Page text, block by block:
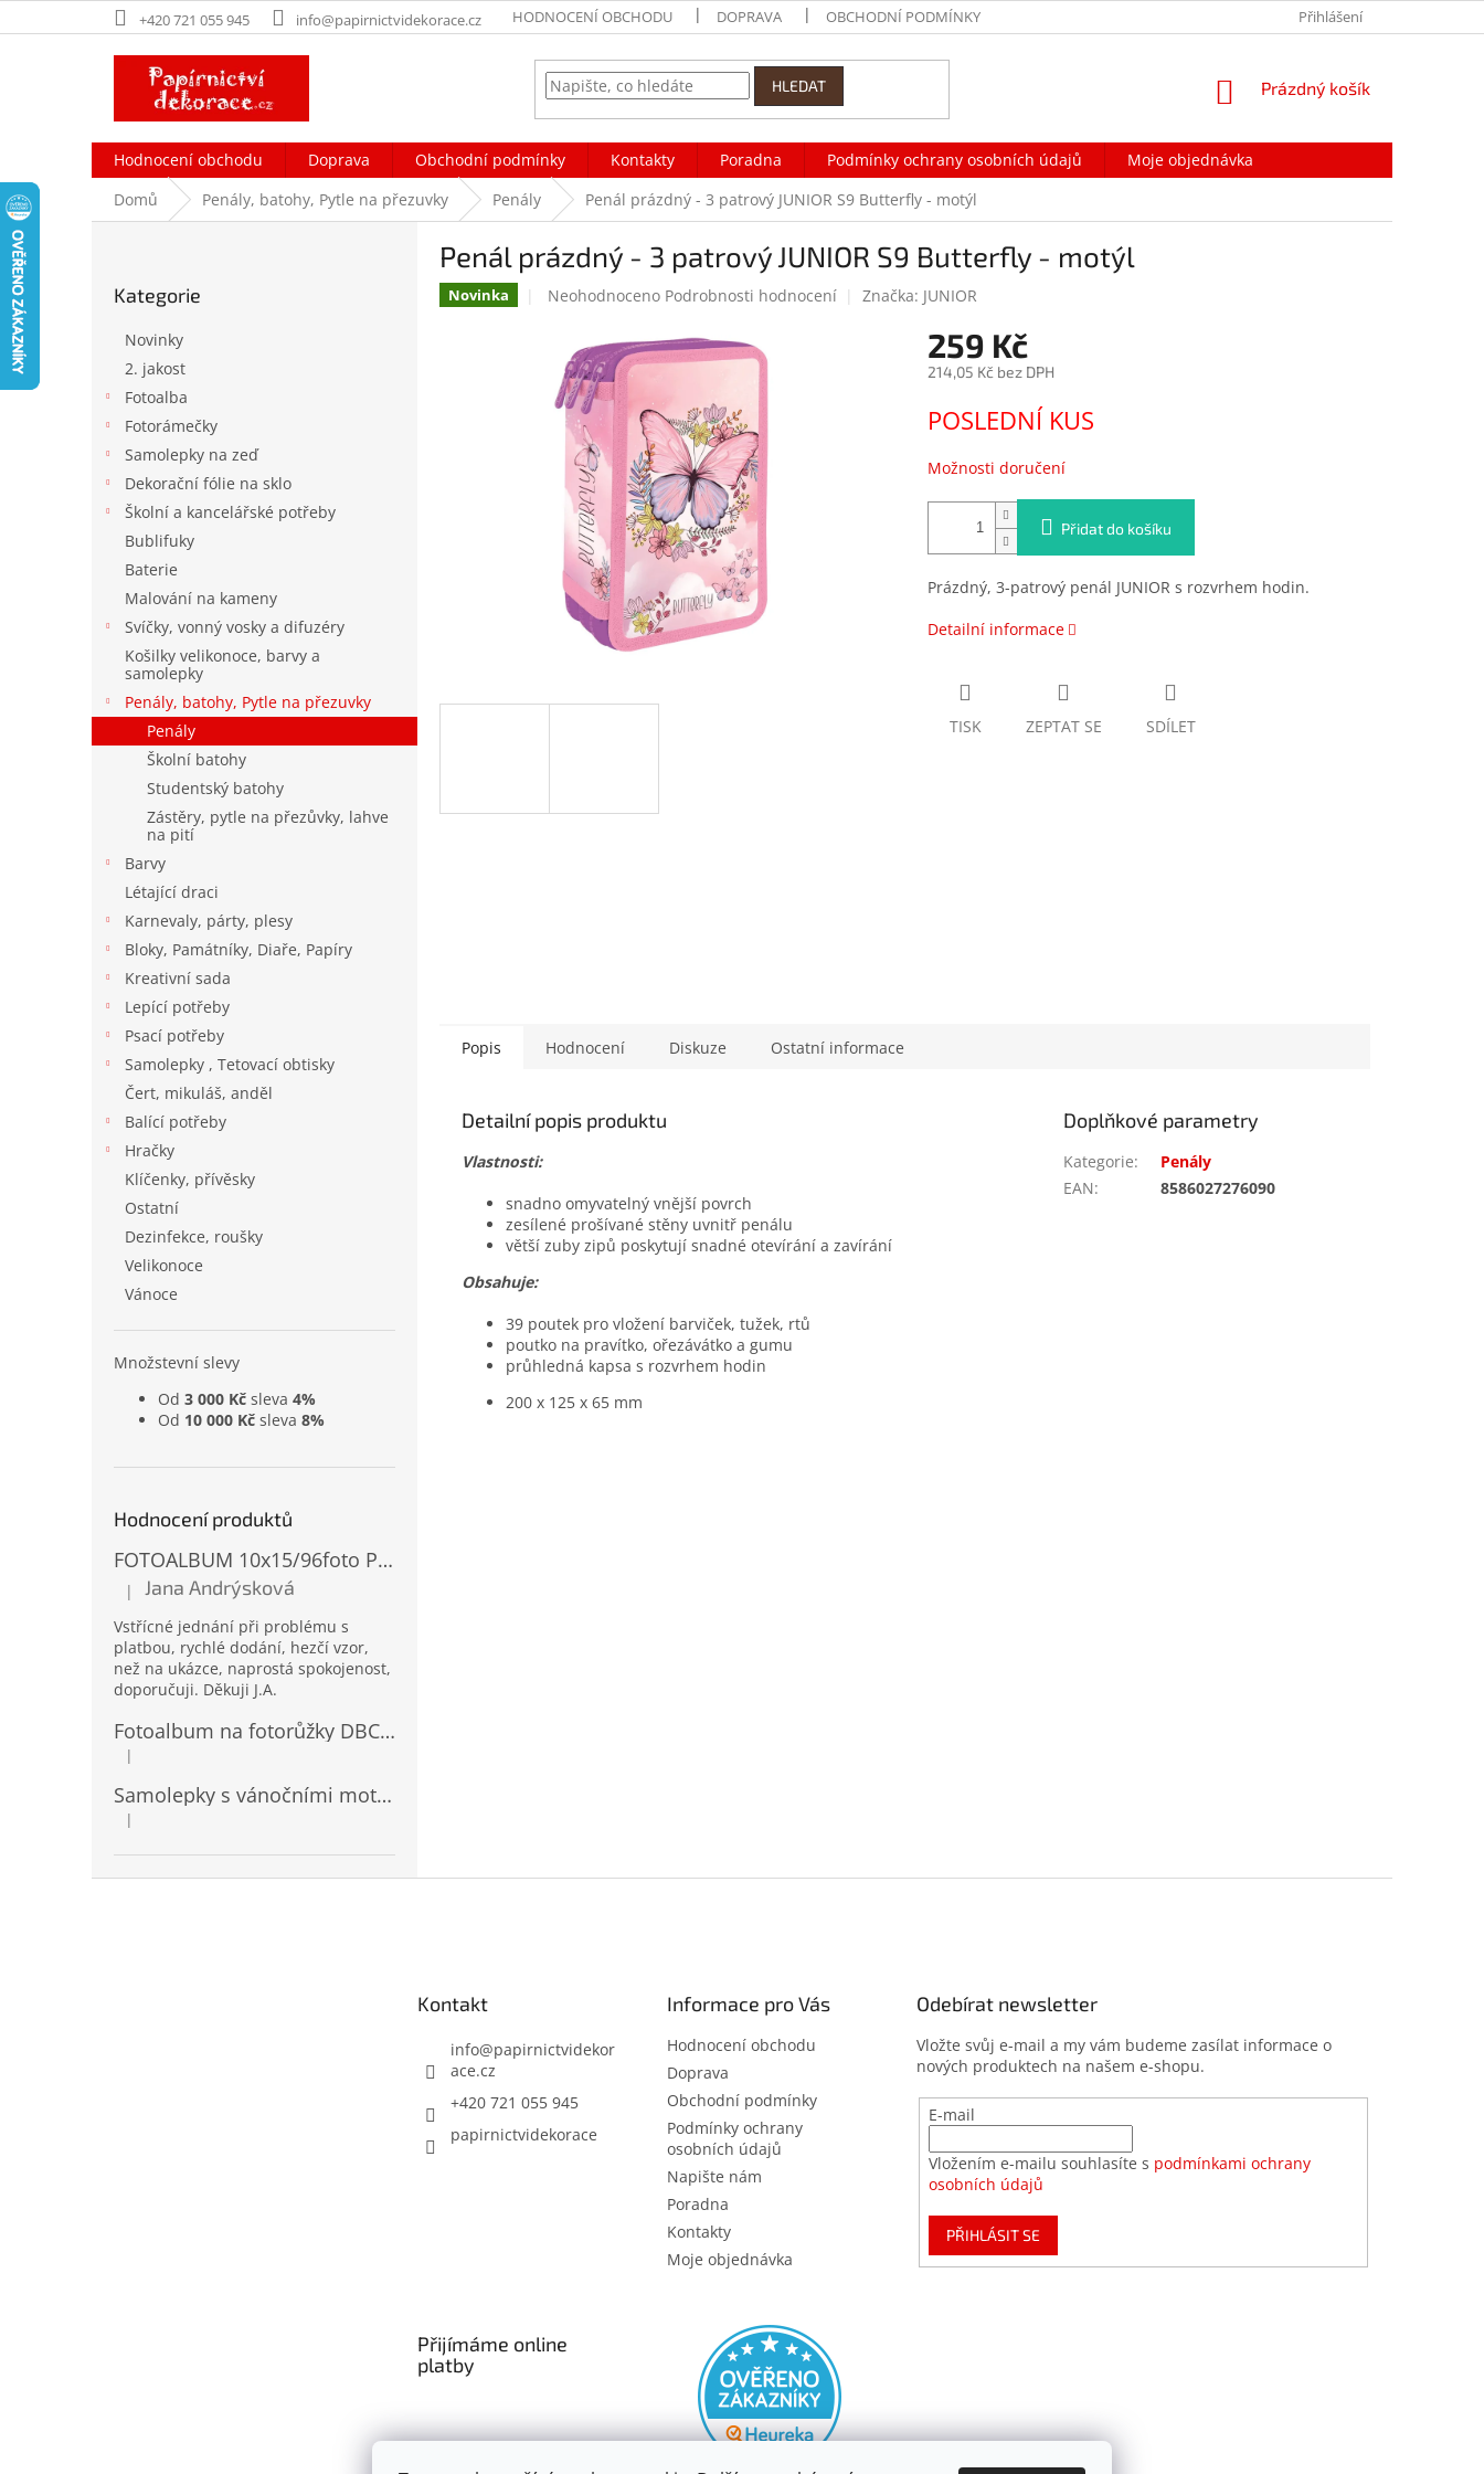
na
+420 721 055 945 info@papirnictvidekorace.cz HODNOCENÍ OBCHODU DOPRAVA OBCHODNÍ PODMÍNKY NAPIŠTE NÁM
Přihlášení
HLEDAT
NÁKUPNÍ
Prázdný košík
Hodnocení obchodu Doprava Obchodní podmínky Kontakty Poradna Podmínky ochrany osobních údajů
Moje objednávka
Domů
Penály, batohy, Pytle na přezuvky Penály Penál prázdný - 3 patrový JUNIOR S9 Butterfly - motýl
kategorie
Kategorie
Novinky
2. jakost
Fotoalba
Fotorámečky
Samolepky na zeď
Dekorační fólie na sklo
Školní a kancelářské potřeby
Bublifuky
Baterie
Malování na kameny
Svíčky, vonný vosky a difuzéry
Košilky velikonoce, barvy a
samolepky
Penály, batohy, Pytle na přezuvky
Penály
Školní batohy
Studentský batohy
Zástěry, pytle na přezůvky, lahve
na pití
Barvy
Létající draci
Karnevaly, párty, plesy
Bloky, Památníky, Diaře, Papíry
Kreativní sada
Lepící potřeby
Psací potřeby
Samolepky , Tetovací obtisky
Čert, mikuláš, anděl
Balící potřeby
Hračky
Klíčenky, přívěsky
Ostatní
Dezinfekce, roušky
Velikonoce
Vánoce
Množstevní slevy
Od 3 000 Kč sleva 4%
Od 10 000 Kč sleva 8%
Hodnocení produktů
FOTOALBUM 10x15/96foto PP-4696 MIX
Hodnocení produktu je 5 z 5 hvězdiček.
| Jana Andrýsková
Vstřícné jednání při problému s
platbou, rychlé dodání, hezčí vzor,
než na ukázce, naprostá spokojenost,
doporučuji. Děkuji J.A.
Fotoalbum na fotorůžky DBCL-30 Homage 2
Hodnocení produktu je 5 z 5 hvězdiček.
|
Samolepky s vánočními motivy 8 x 14,5 cm 10724
Hodnocení produktu je 4 z 5 hvězdiček.
|
Penál prázdný - 3 patrový JUNIOR S9 Butterfly - motýl
Novinka
Průměrné
0,0
hvězdiček.
Neohodnoceno Podrobnosti hodnocení Značka: JUNIOR
259 Kč
214,05 Kč bez DPH
cena:
POSLEDNÍ KUS
Možnosti doručení
Přidat do košíku
Prázdný, 3-patrový penál JUNIOR s rozvrhem hodin.
Detailní informace
TISK ZEPTAT SE SDÍLET
Popis Hodnocení Diskuze Ostatní informace
Detailní popis produktu
Vlastnosti:
snadno omyvatelný vnější povrch
zesílené prošívané stěny uvnitř penálu
větší zuby zipů poskytují snadné otevírání a zavírání
Obsahuje:
39 poutek pro vložení barviček, tužek, rtů
poutko na pravítko, ořezávátko a gumu
průhledná kapsa s rozvrhem hodin
200 x 125 x 65 mm
Doplňkové parametry
Kategorie:
Penály
EAN: 8586027276090
Kontakt
info@papirnictvidekor
ace.cz
+420 721 055 945
papirnictvidekorace
Informace pro Vás
Hodnocení obchodu
Doprava
Obchodní podmínky
Podmínky ochrany
osobních údajů
Napište nám
Poradna
Kontakty
Moje objednávka
Odebírat newsletter
Vložte svůj e-mail a my vám budeme zasílat informace o
nových produktech na našem e-shopu.
E-mail
Vložením e-mailu souhlasíte s podmínkami ochrany
osobních údajů
PŘIHLÁSIT SE
Přijímáme online
platby